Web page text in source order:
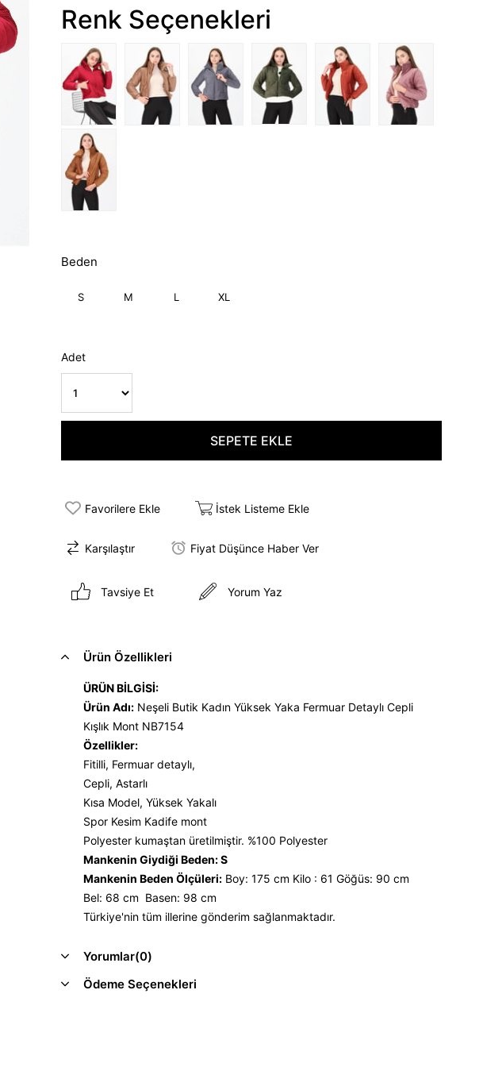
Renk Seçenekleri
Beden
S M L XL
Adet
Favorilere Ekle İstek Listeme Ekle
Karşılaştır Fiyat Düşünce Haber Ver
Tavsiye Et Yorum Yaz
Ürün Özellikleri
ÜRÜN BİLGİSİ:
Ürün Adı: Neşeli Butik Kadın Yüksek Yaka Fermuar Detaylı Cepli
Kışlık Mont NB7154
Özellikler:
Fitilli, Fermuar detaylı,
Cepli, Astarlı
Kısa Model, Yüksek Yakalı
Spor Kesim Kadife mont
Polyester kumaştan üretilmiştir. %100 Polyester
Mankenin Giydiği Beden: S
Mankenin Beden Ölçüleri: Boy: 175 cm Kilo : 61 Göğüs: 90 cm
Bel: 68 cm Basen: 98 cm
Türkiye'nin tüm illerine gönderim sağlanmaktadır.
Yorumlar(0)
Ödeme Seçenekleri